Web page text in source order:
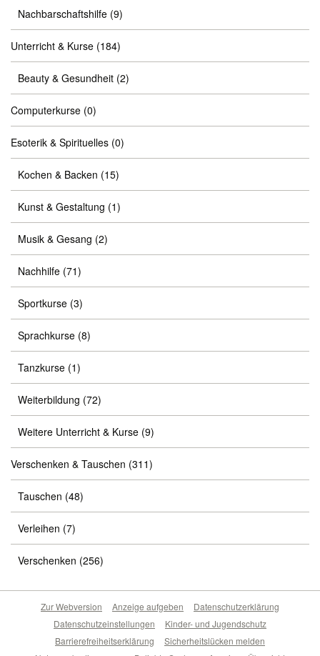
Nachbarschaftshilfe (9)
Unterricht & Kurse (184)
Beauty & Gesundheit (2)
Computerkurse (0)
Esoterik & Spirituelles (0)
Kochen & Backen (15)
Kunst & Gestaltung (1)
Musik & Gesang (2)
Nachhilfe (71)
Sportkurse (3)
Sprachkurse (8)
Tanzkurse (1)
Weiterbildung (72)
Weitere Unterricht & Kurse (9)
Verschenken & Tauschen (311)
Tauschen (48)
Verleihen (7)
Verschenken (256)
Zur Webversion Anzeige aufgeben
Datenschutzerklärung
Datenschutzeinstellungen
Kinder- und Jugendschutz
Barrierefreiheitserklärung
Sicherheitslücken melden